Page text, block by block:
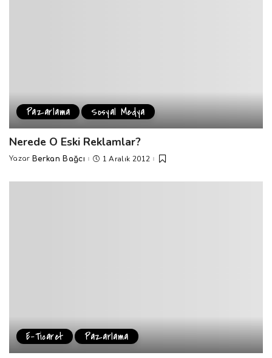
Pazarlama Sosyal Medya
Nerede O Eski Reklamlar?
Posted
Yazar Berkan Bağcı 1 Aralık 2012
E-Ticaret Pazarlama